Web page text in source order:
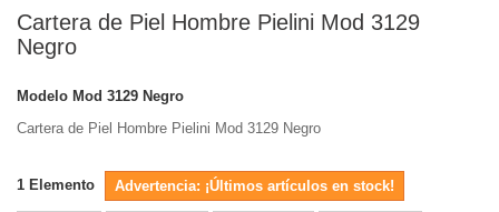
Cartera de Piel Hombre Pielini Mod 3129
Negro
Modelo Mod 3129 Negro
Cartera de Piel Hombre Pielini Mod 3129 Negro
1 Elemento Advertencia: ¡Últimos artículos en stock!